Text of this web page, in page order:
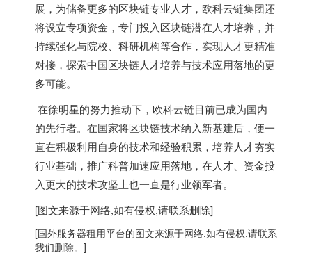
展，为储备更多的区块链专业人才，欧科云链集团还
将设立专项资金，专门投入区块链潜在人才培养，并
持续强化与院校、科研机构等合作，实现人才更精准
对接，探索中国区块链人才培养与技术应用落地的更
多可能。
在徐明星的努力推动下，欧科云链目前已成为国内
的先行者。在国家将区块链技术纳入新基建后，便一
直在积极利用自身的技术和经验积累，培养人才夯实
行业基础，推广科普加速应用落地，在人才、资金投
入更大的技术攻坚上也一直是行业领军者。
[图文来源于网络,如有侵权,请联系删除]
[国外服务器租用平台的图文来源于网络,如有侵权,请联系
我们删除。]